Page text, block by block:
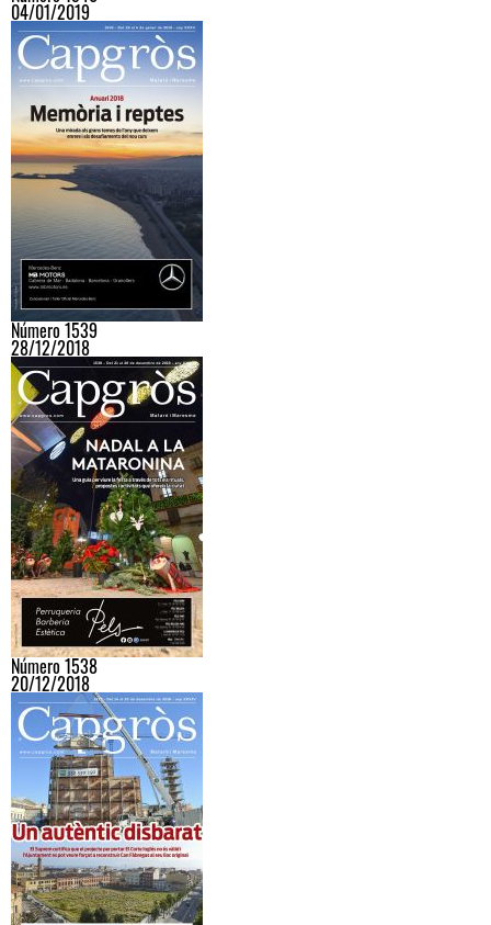
04/01/2019
Número 1539
28/12/2018
Número 1538
20/12/2018